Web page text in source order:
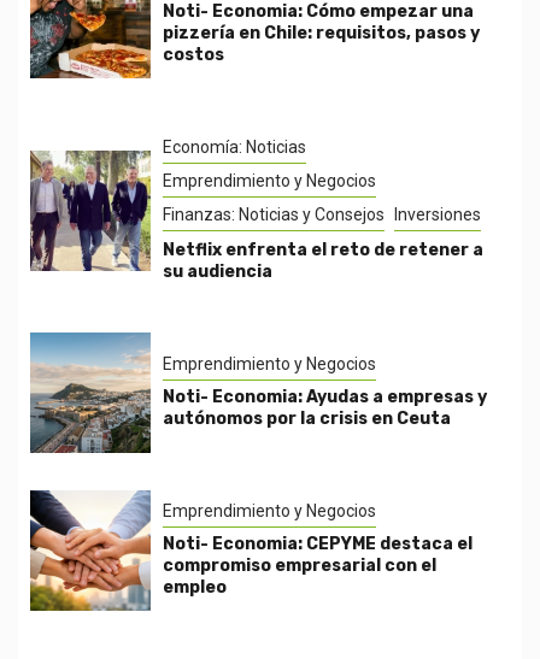
Noti- Economia: Cómo empezar una
pizzería en Chile: requisitos, pasos y
costos
Economía: Noticias
Emprendimiento y Negocios
Finanzas: Noticias y Consejos
Inversiones
Netflix enfrenta el reto de retener a
su audiencia
Emprendimiento y Negocios
Noti- Economia: Ayudas a empresas y
autónomos por la crisis en Ceuta
Emprendimiento y Negocios
Noti- Economia: CEPYME destaca el
compromiso empresarial con el
empleo